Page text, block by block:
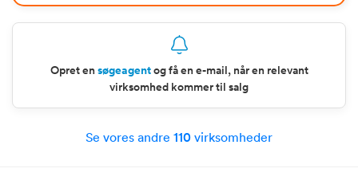
Opret en søgeagentog få en e-mail, når en relevant
virksomhed kommer til salg
Se vores andre 110 virksomheder